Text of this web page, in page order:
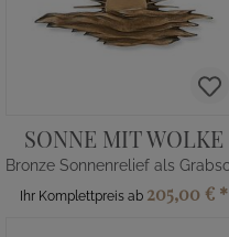
SONNE MIT WOLKE
Ihr Komplettpreis ab 205,00 € *